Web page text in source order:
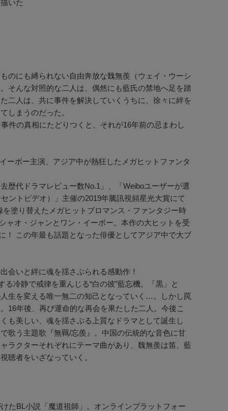
いた
のにも縛られない自由奔放な魏無羨（ウェイ・ウーシ
そんな対照的な二人は、偶然にも藍氏の禁地へ足を踏
二人は、共に事件を解決していくうちに、徐々に絆を
しまうのだった。
件の真相にたどりつくと、それが16年前の忌まわし
ボー主演、アジア中が熱狂したメガヒットファンタ
歴代ドラマレビュー数No.1」、「Weiboユーザーが選
ントビデオ）」主催の2019年騰訊視頻星光大賞にて
塗り替えたメガヒットブロマンス・ファンタジー時
ャオ・ジャンとワン・イーボー。本作の大ヒットを受
！ この年最も話題となった俳優としてアジア中で大ブ
会いと絆に魂を揺さぶられる感動作！
冷静で戒律を重んじる“白の彼”藍忘機。「黒」と
生を変える唯一無二の知己となっていく…。しかし罠
16年後、再び運命的な再会を果たした二人。今後こ
も美しい、魂を揺さぶる上質なドラマとして誕生し
歌う主題歌『無羈/忘羨』。中国の伝統的な音色に甘
ラクターそれぞれにテーマ曲があり、魏無羨は笛、藍
聴者をいざなっていく。
たBL小説「魔道祖師」。オンラインプラットフォー